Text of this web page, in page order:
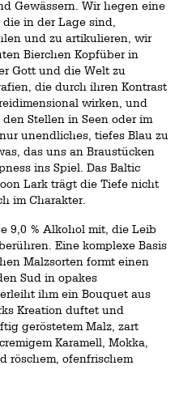
Gewässern. Wir hegen eine
in der Lage sind,
und zu artikulieren, wir
Bierchen Kopfüber in
Gott und die Welt zu
die durch ihren Kontrast
wirken, und
Stellen in Seen oder im
unendliches, tiefes Blau zu
das uns an Braustücken
ins Spiel. Das Baltic
Lark trägt die Tiefe nicht
im Charakter.
9,0 % Alkohol mit, die Leib
Eine komplexe Basis
Malzsorten formt einen
Sud in opakes
ihm ein Bouquet aus
Kreation duftet und
geröstetem Malz, zart
Karamell, Mokka,
röschem, ofenfrischem